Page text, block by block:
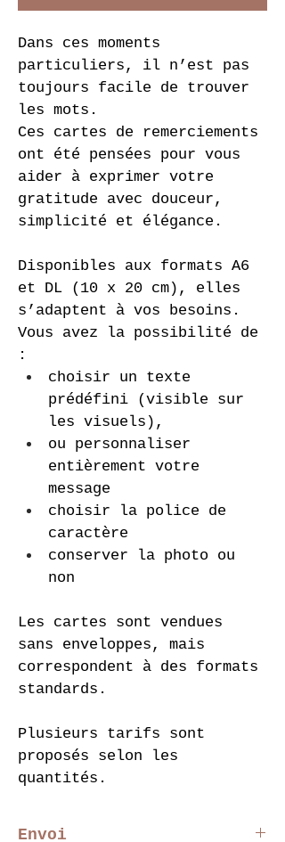
Dans ces moments
particuliers, il n’est pas
toujours facile de trouver
les mots.
Ces cartes de remerciements
ont été pensées pour vous
aider à exprimer votre
gratitude avec douceur,
simplicité et élégance.
Disponibles aux formats A6
et DL (10 x 20 cm), elles
s’adaptent à vos besoins.
Vous avez la possibilité de
:
choisir un texte
prédéfini (visible sur
les visuels),
ou personnaliser
entièrement votre
message
choisir la police de
caractère
conserver la photo ou
non
Les cartes sont vendues
sans enveloppes, mais
correspondent à des formats
standards.
Plusieurs tarifs sont
proposés selon les
quantités.
Envoi